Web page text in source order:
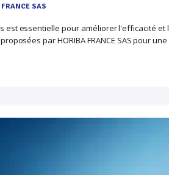
SAS
est essentielle pour améliorer l'efficacité et
par HORIBA FRANCE SAS pour